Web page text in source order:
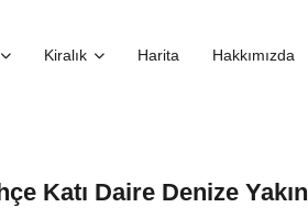
Kiralık Harita Hakkımızda
Katı Daire Denize Yakın